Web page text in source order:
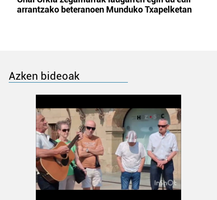
arrantzako beteranoen Munduko Txapelketan
Azken bideoak